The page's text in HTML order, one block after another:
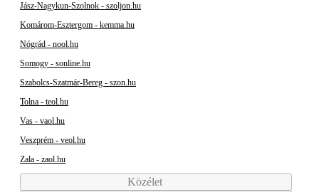
Jász-Nagykun-Szolnok - szoljon.hu
Komárom-Esztergom - kemma.hu
Nógrád - nool.hu
Somogy - sonline.hu
Szabolcs-Szatmár-Bereg - szon.hu
Tolna - teol.hu
Vas - vaol.hu
Veszprém - veol.hu
Zala - zaol.hu
Közélet